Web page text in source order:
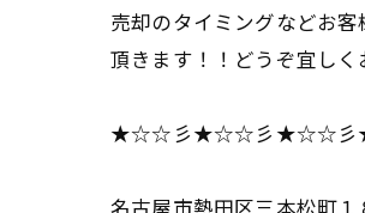
売却のタイミングなどお
頂きます！！どうぞ宜しく
★☆☆彡★☆☆彡★☆☆
名古屋市熱田区三本松町１